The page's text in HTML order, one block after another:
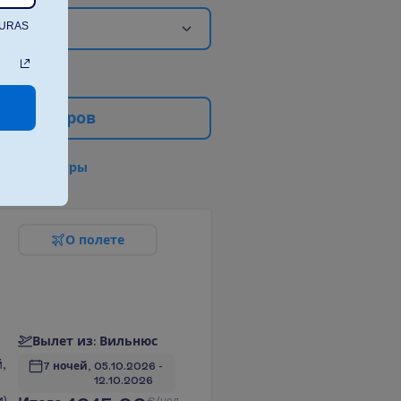
ров
тры
Вылет из: Вильнюс
7 ночей, 05.10.2026 -
12.10.2026
О полете